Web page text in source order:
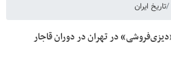
تاریخ ایران
در تهران در دوران قاجار